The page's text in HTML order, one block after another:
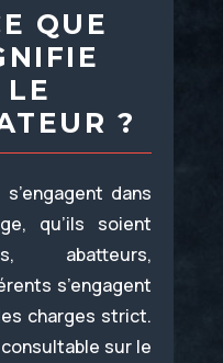
QUE
LE
?
dans
qu’ils soient
abatteurs,
s’engagent
charges strict.
sur le